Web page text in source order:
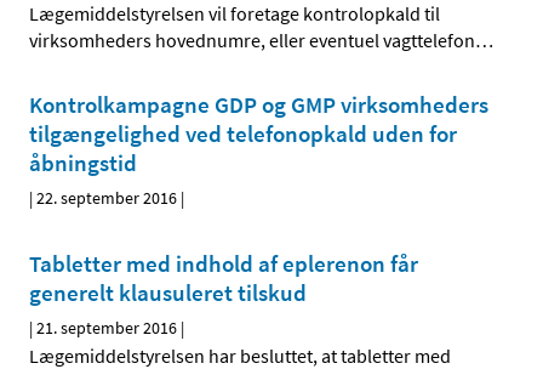
Lægemiddelstyrelsen vil foretage kontrolopkald til
virksomheders hovednumre, eller eventuel vagttelefon…
Kontrolkampagne GDP og GMP virksomheders
tilgængelighed ved telefonopkald uden for
åbningstid
|22. september 2016 |
Tabletter med indhold af eplerenon får
generelt klausuleret tilskud
|21. september 2016 |
Lægemiddelstyrelsen har besluttet, at tabletter med